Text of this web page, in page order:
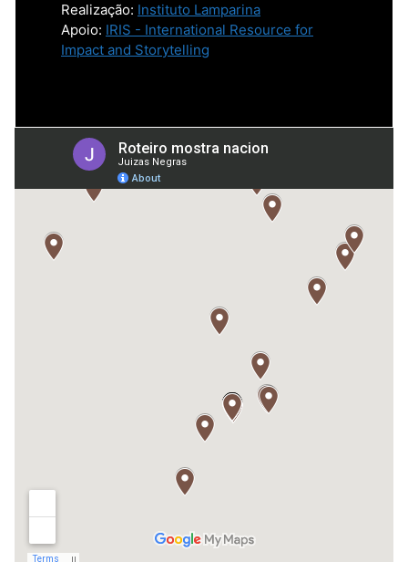
Realização: Instituto Lamparina
Apoio: IRIS - International Resource for
Impact and Storytelling